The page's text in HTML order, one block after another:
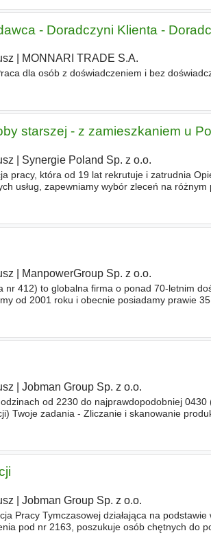
- Doradczyni Klienta -
MONNARI TRADE S.A.
dla osób z doświadczeniem i bez
starszej - z zamieszkaniem u
Synergie Poland Sp. z o.o.
pracy, która od 19 lat rekrutuje i zatrudnia
usług, zapewniamy wybór zleceń na
ManpowerGroup Sp. z o.o.
nr 412) to globalna firma o ponad 70-letnim
od 2001 roku i obecnie posiadamy prawie 35
Jobman Group Sp. z o.o.
od 2230 do najprawdopodobniej 0430
Twoje zadania - Zliczanie i skanowanie
Jobman Group Sp. z o.o.
Pracy Tymczasowej działająca na
pod nr 2163, poszukuje osób chętnych do